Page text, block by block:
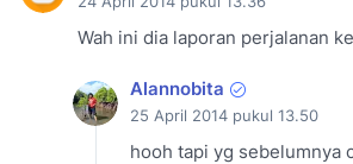
Wah ini dia laporan perjalanan
Alannobita
25 April 2014 pukul 13.50
hooh tapi yg sebelumnya